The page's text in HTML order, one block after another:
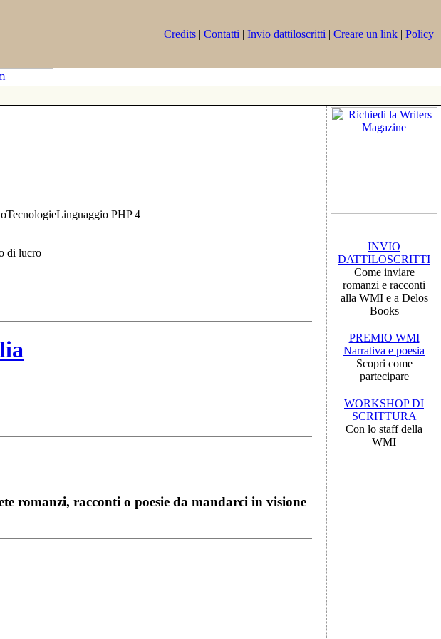
Credits | Contatti | Invio dattiloscritti | Creare un link | Policy
PHP 4
di lucro
romanzi, racconti o poesie da mandarci in visione
INVIO
DATTILOSCRITTI
Come inviare
romanzi e racconti
alla WMI e a Delos
Books
PREMIO WMI
Narrativa e poesia
Scopri come
partecipare
WORKSHOP DI
SCRITTURA
Con lo staff della
WMI